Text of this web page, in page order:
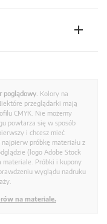
poglądowy. Kolory na
przeglądarki mają
CMYK. Nie możemy
powtarza się w sposób
i chcesz mieć
próbkę materiału z
(logo Adobe Stock
materiale. Próbki i kupony
wyglądu nadruku
na materiale.